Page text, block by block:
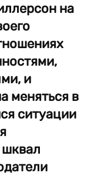
на
и
меняться в
ситуации